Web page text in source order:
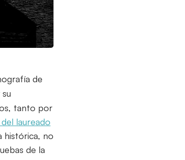
de
tanto por
laureado
histórica, no
de la